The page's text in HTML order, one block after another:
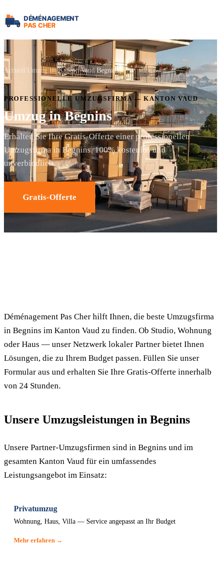
Accueil Umzug im Kanton Vaud Begnins
PROFESSIONELLE UMZUGSFIRMA — KANTON VAUD
Umzug in Begnins
Erhalten Sie Ihre Gratis-Offerte einer professionellen
Umzugsfirma in Begnins. 100% kostenlos und
unverbindlich.
Gratis-Offerte
Déménagement Pas Cher hilft Ihnen, die beste Umzugsfirma
in Begnins im Kanton Vaud zu finden. Ob Studio, Wohnung
oder Haus — unser Netzwerk lokaler Partner bietet Ihnen
Lösungen, die zu Ihrem Budget passen. Füllen Sie unser
Formular aus und erhalten Sie Ihre Gratis-Offerte innerhalb
von 24 Stunden.
Unsere Umzugsleistungen in Begnins
Unsere Partner-Umzugsfirmen sind in Begnins und im
gesamten Kanton Vaud für ein umfassendes
Leistungsangebot im Einsatz:
Privatumzug
Wohnung, Haus, Villa — Service angepasst an Ihr Budget
Mehr erfahren →